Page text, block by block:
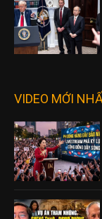
VIDEO MỚI